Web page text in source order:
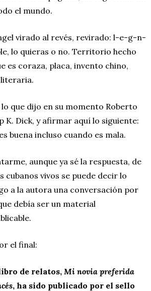
el mundo.
virado al revés, revirado: l-e-g-n-
lo quieras o no. Territorio hecho
es coraza, placa, invento chino,
que dijo en su momento Roberto
K. Dick, y afirmar aquí lo siguiente:
buena incluso cuando es mala.
aunque ya sé la respuesta, de
cubanos vivos se puede decir lo
a la autora una conversación por
debía ser un material
el final:
de relatos, Mi novia preferida
, ha sido publicado por el sello